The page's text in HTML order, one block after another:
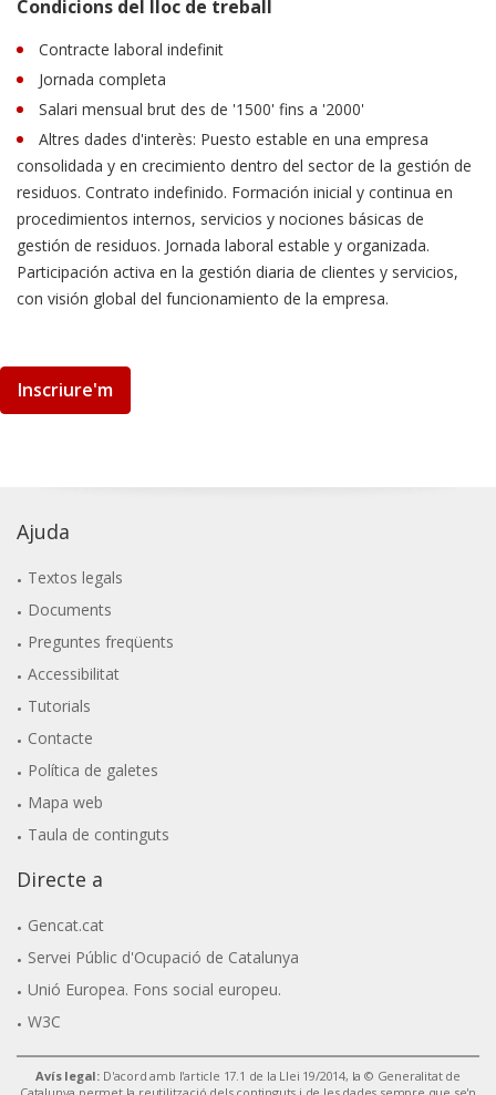
Condicions del lloc de treball
Contracte laboral indefinit
Jornada completa
Salari mensual brut des de '1500' fins a '2000'
Altres dades d'interès: Puesto estable en una empresa
consolidada y en crecimiento dentro del sector de la gestión de
residuos. Contrato indefinido. Formación inicial y continua en
procedimientos internos, servicios y nociones básicas de
gestión de residuos. Jornada laboral estable y organizada.
Participación activa en la gestión diaria de clientes y servicios,
con visión global del funcionamiento de la empresa.
Inscriure'm
Ajuda
Textos legals
Documents
Preguntes freqüents
Accessibilitat
Tutorials
Contacte
Política de galetes
Mapa web
Taula de continguts
Directe a
Gencat.cat
Servei Públic d'Ocupació de Catalunya
Unió Europea. Fons social europeu.
W3C
Avís legal: D'acord amb l'article 17.1 de la Llei 19/2014, la © Generalitat de